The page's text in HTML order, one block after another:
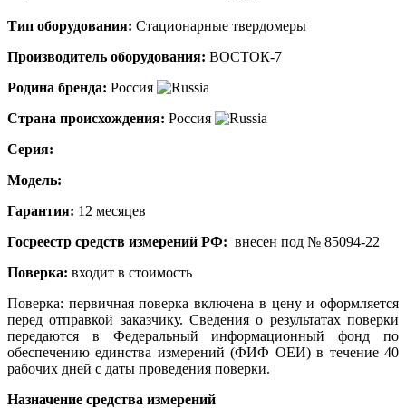
Тип оборудования: Стационарные твердомеры
Производитель оборудования: ВОСТОК-7
Родина бренда: Россия
Страна происхождения: Россия
Серия:
Модель:
Гарантия: 12 месяцев
Госреестр средств измерений РФ: внесен под № 85094-22
Поверка: входит в стоимость
Поверка: первичная поверка включена в цену и оформляется
перед отправкой заказчику. Сведения о результатах поверки
передаются в Федеральный информационный фонд по
обеспечению единства измерений (ФИФ ОЕИ) в течение 40
рабочих дней с даты проведения поверки.
Назначение средства измерений